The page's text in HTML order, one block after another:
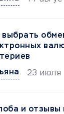
выбрать
23 июля
и отзывы